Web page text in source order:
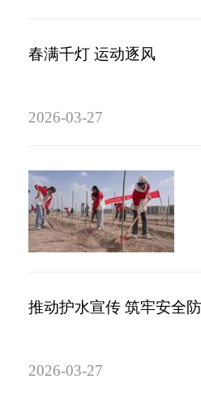
春满千灯 运动逐风
2026-03-27
推动护水宣传 筑牢安全
2026-03-27